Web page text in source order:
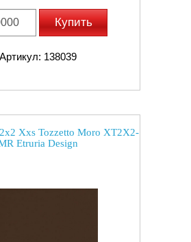
Купить
Артикул: 138039
Xxs Tozzetto Moro XT2X2-
Etruria Design